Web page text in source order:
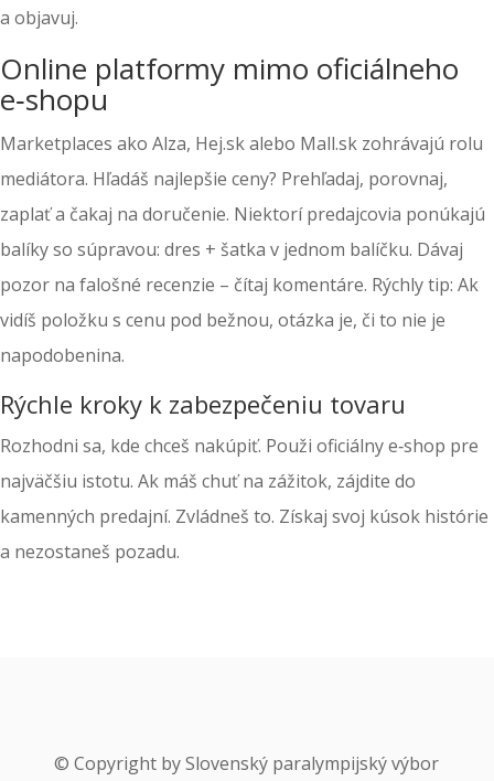
a objavuj.
Online platformy mimo oficiálneho
e‑shopu
Marketplaces ako Alza, Hej.sk alebo Mall.sk zohrávajú rolu
mediátora. Hľadáš najlepšie ceny? Prehľadaj, porovnaj,
zaplať a čakaj na doručenie. Niektorí predajcovia ponúkajú
balíky so súpravou: dres + šatka v jednom balíčku. Dávaj
pozor na falošné recenzie – čítaj komentáre. Rýchly tip: Ak
vidíš položku s cenu pod bežnou, otázka je, či to nie je
napodobenina.
Rýchle kroky k zabezpečeniu tovaru
Rozhodni sa, kde chceš nakúpiť. Použi oficiálny e‑shop pre
najväčšiu istotu. Ak máš chuť na zážitok, zájdite do
kamenných predajní. Zvládneš to. Získaj svoj kúsok histórie
a nezostaneš pozadu.
© Copyright by Slovenský paralympijský výbor